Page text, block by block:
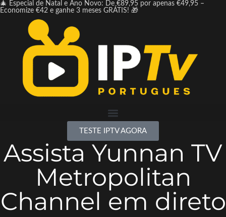
🎄 Especial de Natal e Ano Novo: De €89,95 por apenas €49,95 –
Economize €42 e ganhe 3 meses GRÁTIS! 🎁
TESTE IPTV AGORA
Assista Yunnan TV
Metropolitan
Channel em direto